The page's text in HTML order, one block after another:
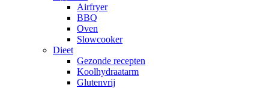
Airfryer
BBQ
Oven
Slowcooker
Dieet
Gezonde recepten
Koolhydraatarm
Glutenvrij